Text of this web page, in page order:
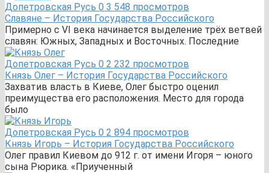
Допетровская Русь 0 3 548 просмотров
Славяне – История Государства Российского
Примерно с VI века начинается выделение трёх ветвей
славян: Южных, Западных и Восточных. Последние
Допетровская Русь 0 2 232 просмотров
Князь Олег – История Государства Российского
Захватив власть в Киеве, Олег быстро оценил
преимущества его расположения. Место для города
было
Допетровская Русь 0 2 894 просмотров
Князь Игорь – История Государства Российского
Олег правил Киевом до 912 г. от имени Игоря – юного
сына Рюрика. «Приученный